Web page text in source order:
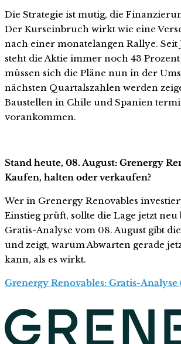
Die Strategie ist mutig, die
Der Kurseinbruch wirkt wie eine
nach einer monatelangen Rallye. Seit
steht die Aktie immer noch 43
müssen sich die Pläne nun in der
nächsten Quartalszahlen werden
Baustellen in Chile und Spanien
vorankommen.
Stand heute, 08. August: Grenergy
Kaufen, halten oder verkaufen?
Wer in Grenergy Renovables
Einstieg prüft, sollte die Lage jetzt neu
Gratis-Analyse vom 08. August gibt
und zeigt, warum Abwarten gerade
kann, als es wirkt.
Grenergy Renovables: Gratis-